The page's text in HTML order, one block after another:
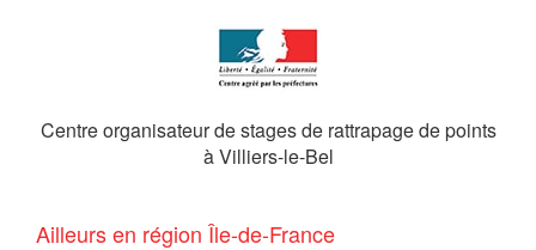
Centre organisateur de stages de rattrapage de points
à Villiers-le-Bel
Ailleurs en région Île-de-France